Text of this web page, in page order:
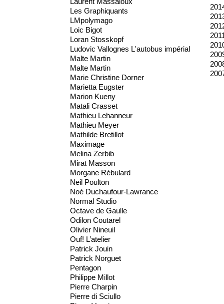
Les Graphiquants
LMpolymago
Loic Bigot
Loran Stosskopf
Ludovic Vallognes L'autobus impérial
Malte Martin
Malte Martin
Marie Christine Dorner
Marietta Eugster
Marion Kueny
Matali Crasset
Mathieu Lehanneur
Mathieu Meyer
Mathilde Bretillot
Maximage
Melina Zerbib
Mirat Masson
Morgane Rébulard
Neil Poulton
Noé Duchaufour-Lawrance
Normal Studio
Octave de Gaulle
Odilon Coutarel
Olivier Nineuil
Ouf! L’atelier
Patrick Jouin
Patrick Norguet
Pentagon
Philippe Millot
Pierre Charpin
Pierre di Sciullo